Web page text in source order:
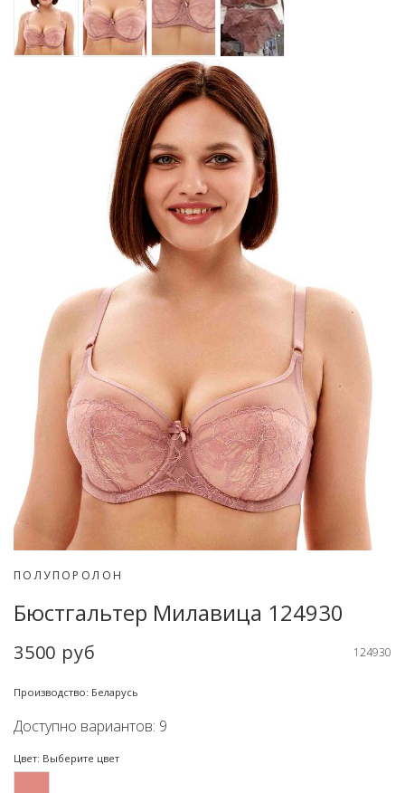
ПОЛУПОРОЛОН
Бюстгальтер Милавица 124930
3500 руб 124930
Производство: Беларусь
Доступно вариантов: 9
Цвет: Выберите цвет